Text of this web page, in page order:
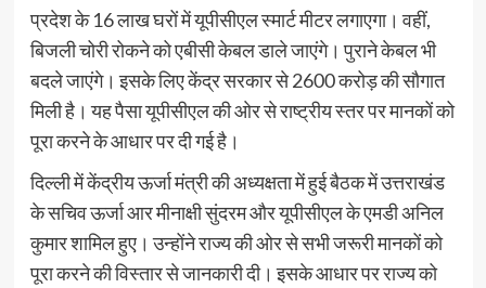
प्रदेश के 16 लाख घरों में यूपीसीएल स्मार्ट मीटर लगाएगा। वहीं,
बिजली चोरी रोकने को एबीसी केबल डाले जाएंगे। पुराने केबल भी
बदले जाएंगे। इसके लिए केंद्र सरकार से 2600 करोड़ की सौगात
मिली है। यह पैसा यूपीसीएल की ओर से राष्ट्रीय स्तर पर मानकों को
पूरा करने के आधार पर दी गई है।
दिल्ली में केंद्रीय ऊर्जा मंत्री की अध्यक्षता में हुई बैठक में उत्तराखंड
के सचिव ऊर्जा आर मीनाक्षी सुंदरम और यूपीसीएल के एमडी अनिल
कुमार शामिल हुए। उन्होंने राज्य की ओर से सभी जरूरी मानकों को
पूरा करने की विस्तार से जानकारी दी। इसके आधार पर राज्य को